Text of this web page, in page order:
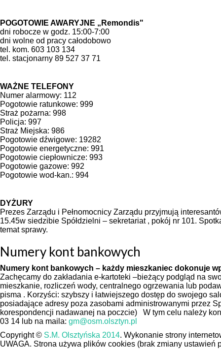
POGOTOWIE AWARYJNE „Remondis"
dni robocze w godz. 15:00-7:00
dni wolne od pracy całodobowo
tel. kom. 603 103 134
tel. stacjonarny 89 527 37 71
WAŻNE TELEFONY
Numer alarmowy: 112
Pogotowie ratunkowe: 999
Straż pożarna: 998
Policja: 997
Straż Miejska: 986
Pogotowie dźwigowe: 19282
Pogotowie energetyczne: 991
Pogotowie ciepłownicze: 993
Pogotowie gazowe: 992
Pogotowie wod-kan.: 994
DYŻURY
Prezes Zarządu i Pełnomocnicy Zarządu przyjmują
15.45w siedzibie Spółdzielni – sekretariat , pokój nr 101.
temat sprawy.
Numery kont bankowych
Numery kont bankowych – każdy mieszkaniec dokonuje
Zachęcamy do zakładania e-kartoteki –bieżący podgląd na
mieszkanie, rozliczeń wody, centralnego ogrzewania lub
pisma . Korzyści: szybszy i łatwiejszego dostęp do swojego
posiadające adresy poza zasobami administrowanymi przez
korespondencji nadawanej na poczcie) W tym celu należy
03 14 lub na maila: gm@osm.olsztyn.pl
Copyright © S.M. Olsztyńska 2014. Wykonanie strony
UWAGA. Strona używa plików cookies (brak zmiany